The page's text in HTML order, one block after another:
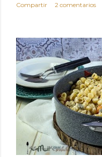
Compartir 2 comentarios